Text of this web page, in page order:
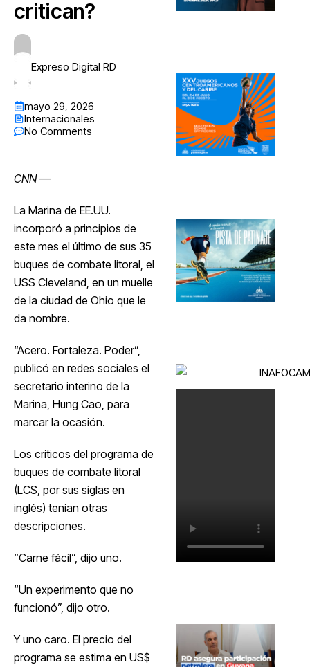
critican?
Expreso Digital RD
mayo 29, 2026
Internacionales
No Comments
CNN—
La Marina de EE.UU.
incorporó a principios de
este mes el último de sus 35
buques de combate litoral, el
USS Cleveland, en un muelle
de la ciudad de Ohio que le
da nombre.
“Acero. Fortaleza. Poder”,
publicó en redes sociales el
secretario interino de la
Marina, Hung Cao, para
marcar la ocasión.
Los críticos del programa de
buques de combate litoral
(LCS, por sus siglas en
inglés) tenían otras
descripciones.
“Carne fácil”, dijo uno.
“Un experimento que no
funcionó”, dijo otro.
Y uno caro. El precio del
programa se estima en US$